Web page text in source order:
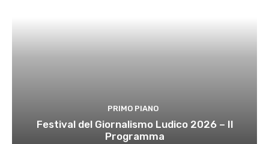
PRIMO PIANO
Festival del Giornalismo Ludico 2026 – Il
Programma